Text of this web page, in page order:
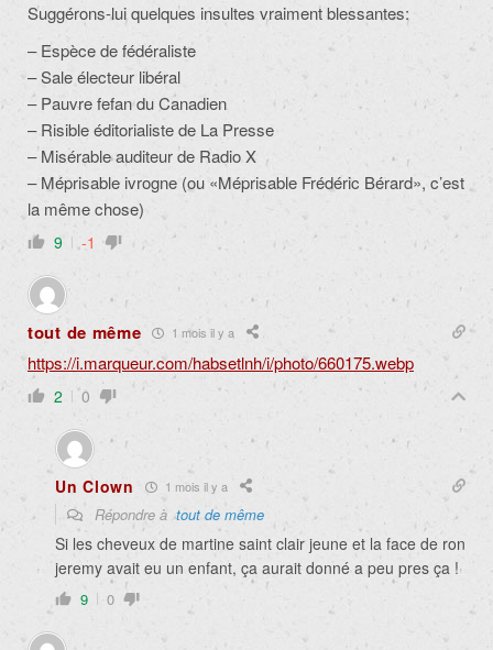
Suggérons-lui quelques insultes vraiment blessantes:
– Espèce de fédéraliste
– Sale électeur libéral
– Pauvre fefan du Canadien
– Risible éditorialiste de La Presse
– Misérable auditeur de Radio X
– Méprisable ivrogne (ou «Méprisable Frédéric Bérard», c’est
la même chose)
9 -1
tout de même 1 mois il y a
https://i.marqueur.com/habsetlnh/i/photo/660175.webp
2 0
Un Clown 1 mois il y a
Répondre àtout de même
Si les cheveux de martine saint clair jeune et la face de ron
jeremy avait eu un enfant, ça aurait donné a peu pres ça !
9 0